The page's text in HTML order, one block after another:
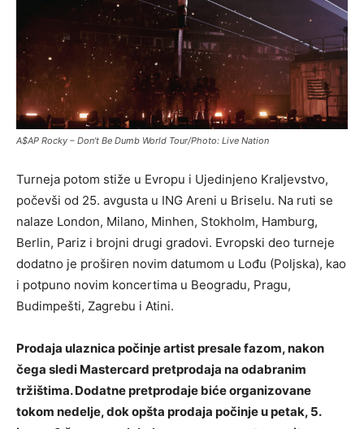
A$AP Rocky – Don’t Be Dumb World Tour/Photo: Live Nation
Turneja potom stiže u Evropu i Ujedinjeno Kraljevstvo,
počevši od 25. avgusta u ING Areni u Briselu. Na ruti se
nalaze London, Milano, Minhen, Stokholm, Hamburg,
Berlin, Pariz i brojni drugi gradovi. Evropski deo turneje
dodatno je proširen novim datumom u Lođu (Poljska), kao
i potpuno novim koncertima u Beogradu, Pragu,
Budimpešti, Zagrebu i Atini.
Prodaja ulaznica počinje artist presale fazom, nakon
čega sledi Mastercard pretprodaja na odabranim
tržištima. Dodatne pretprodaje biće organizovane
tokom nedelje, dok opšta prodaja počinje u petak, 5.